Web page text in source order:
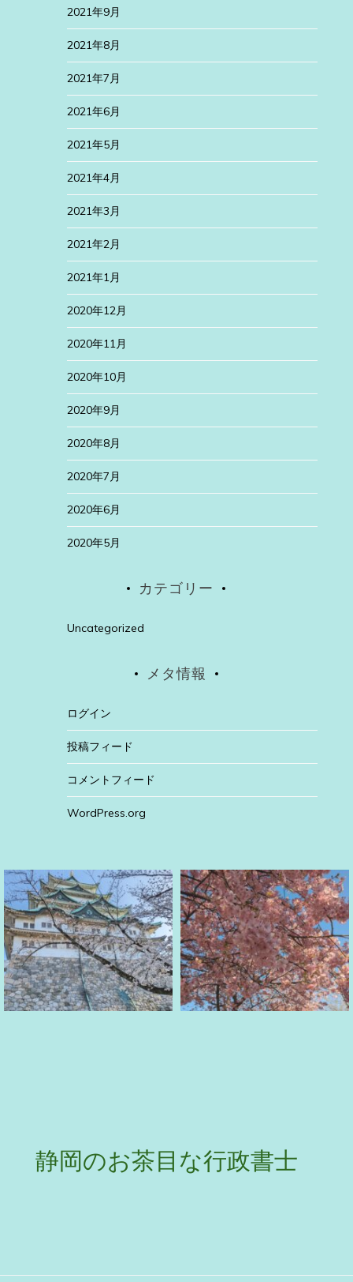
2021年9月
2021年8月
2021年7月
2021年6月
2021年5月
2021年4月
2021年3月
2021年2月
2021年1月
2020年12月
2020年11月
2020年10月
2020年9月
2020年8月
2020年7月
2020年6月
2020年5月
カテゴリー
Uncategorized
メタ情報
ログイン
投稿フィード
コメントフィード
WordPress.org
静岡のお茶目な行政書士